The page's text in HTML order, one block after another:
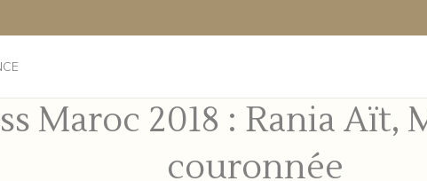
Maroc 2018 : Rania Aït,
couronnée